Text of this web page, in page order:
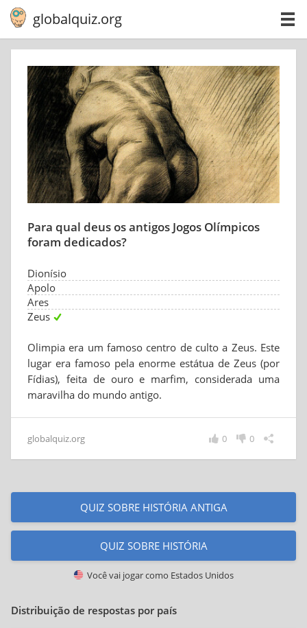
globalquiz.org
Para qual deus os antigos Jogos Olímpicos
foram dedicados?
Dionísio
Apolo
Ares
Zeus
Olimpia era um famoso centro de culto a Zeus. Este
lugar era famoso pela enorme estátua de Zeus (por
Fídias), feita de ouro e marfim, considerada uma
maravilha do mundo antigo.
globalquiz.org 0
0
QUIZ SOBRE HISTÓRIA ANTIGA
QUIZ SOBRE HISTÓRIA
Você vai jogar como Estados Unidos
Distribuição de respostas por país